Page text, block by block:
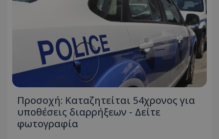
Προσοχή: Καταζητείται 54χρονος για
υποθέσεις διαρρήξεων - Δείτε
φωτογραφία